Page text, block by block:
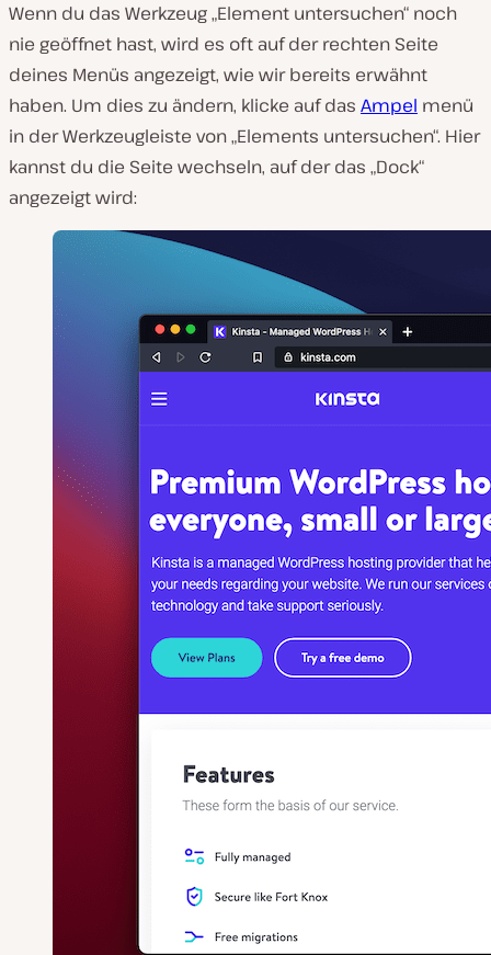
Wenn du das Werkzeug „Element untersuchen“ noch
nie geöffnet hast, wird es oft auf der rechten Seite
deines Menüs angezeigt, wie wir bereits erwähnt
haben. Um dies zu ändern, klicke auf das Ampel menü
in der Werkzeugleiste von „Elements untersuchen“. Hier
kannst du die Seite wechseln, auf der das „Dock“
angezeigt wird: